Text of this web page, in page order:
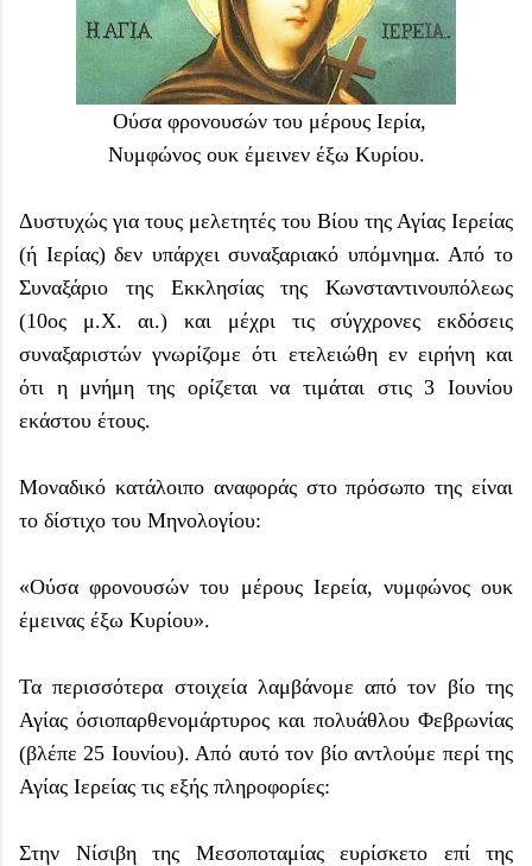
Oύσα φρονουσών του μέρους Iερία,
Nυμφώνος ουκ έμεινεν έξω Kυρίου.
Δυστυχώς για τους μελετητές του Βίου της Αγίας Ιερείας
(ή Ιερίας) δεν υπάρχει συναξαριακό υπόμνημα. Από το
Συναξάριο της Εκκλησίας της Κωνσταντινουπόλεως
(10ος μ.Χ. αι.) και μέχρι τις σύγχρονες εκδόσεις
συναξαριστών γνωρίζομε ότι ετελειώθη εν ειρήνη και
ότι η μνήμη της ορίζεται να τιμάται στις 3 Ιουνίου
εκάστου έτους.
Μοναδικό κατάλοιπο αναφοράς στο πρόσωπο της είναι
το δίστιχο του Μηνολογίου:
«Ούσα φρονουσών του μέρους Ιερεία, νυμφώνος ουκ
έμεινας έξω Κυρίου».
Τα περισσότερα στοιχεία λαμβάνομε από τον βίο της
Αγίας όσιοπαρθενομάρτυρος και πολυάθλου Φεβρωνίας
(βλέπε 25 Ιουνίου). Από αυτό τον βίο αντλούμε περί της
Αγίας Ιερείας τις εξής πληροφορίες:
Στην Νίσιβη της Μεσοποταμίας ευρίσκετο επί της